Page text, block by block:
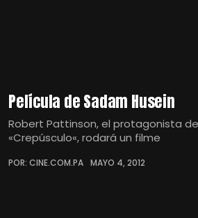
Película de Sadam Husein
Robert Pattinson, el protagonista
«Crepúsculo«, rodará un filme
POR: CINE.COM.PA MAYO 4, 2012